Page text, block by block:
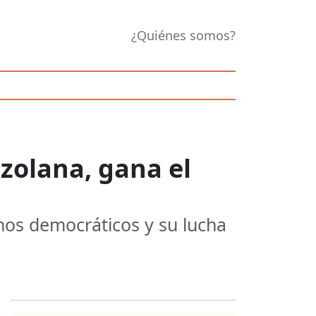
¿Quiénes somos?
gana el
democráticos y su lucha